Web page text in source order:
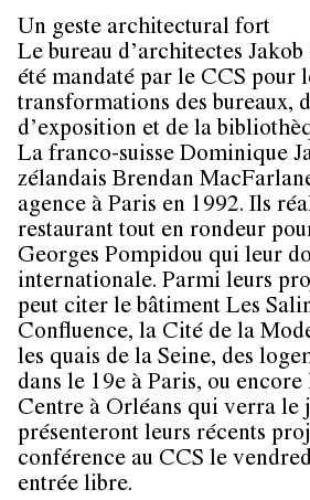
Un geste architectural fort
Le bureau d’architectes
été mandaté par le CCS pour
transformations des bureaux,
d’exposition et de la
La franco-suisse Dominique
zélandais Brendan
agence à Paris en 1992. Ils
restaurant tout en rondeur
Georges Pompidou qui leur
internationale. Parmi leurs
peut citer le bâtiment Les
Confluence, la Cité de la
les quais de la Seine, des
dans le 19e à Paris, ou
Centre à Orléans qui verra le
présenteront leurs récents
conférence au CCS le
entrée libre.